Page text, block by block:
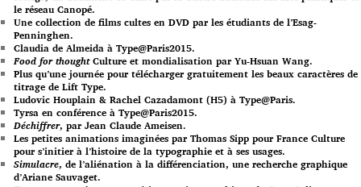
le réseau Canopé.
Une collection de films cultes en DVD par les étudiants de l’Esag-
Penninghen.
Claudia de Almeida à Type@Paris2015.
Food for thoughtCulture et mondialisation par Yu-Hsuan Wang.
Plus qu’une journée pour télécharger gratuitement les beaux caractères de
titrage de Lift Type.
Ludovic Houplain & Rachel Cazadamont (H5) à Type@Paris.
Tyrsa en conférence à Type@Paris2015.
Déchiffrer, par Jean Claude Ameisen.
Les petites animations imaginées par Thomas Sipp pour France Culture
pour s’initier à l’histoire de la typographie et à ses usages.
Simulacre, de l’aliénation à la différenciation, une recherche graphique
d’Ariane Sauvaget.